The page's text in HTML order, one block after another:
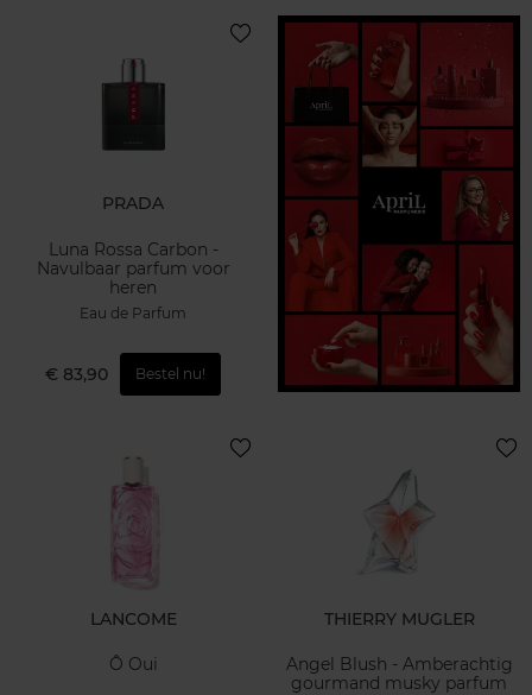
PRADA
Luna Rossa Carbon -
Navulbaar parfum voor
heren
Eau de Parfum
€ 83,90 Bestel nu!
LANCOME
Ô Oui
THIERRY MUGLER
Angel Blush - Amberachtig
gourmand musky parfum